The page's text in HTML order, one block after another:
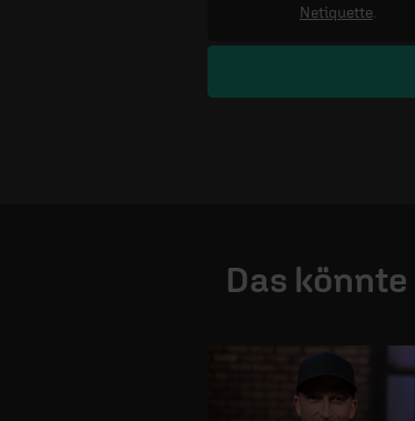
Netiquette.
Das